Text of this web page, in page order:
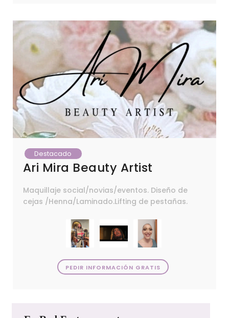
Destacado
Ari Mira Beauty Artist
Maquillaje social/novias/eventos. Diseño de
cejas /Henna/Laminado.Lifting de pestañas.
PEDIR INFORMACIÓN GRATIS